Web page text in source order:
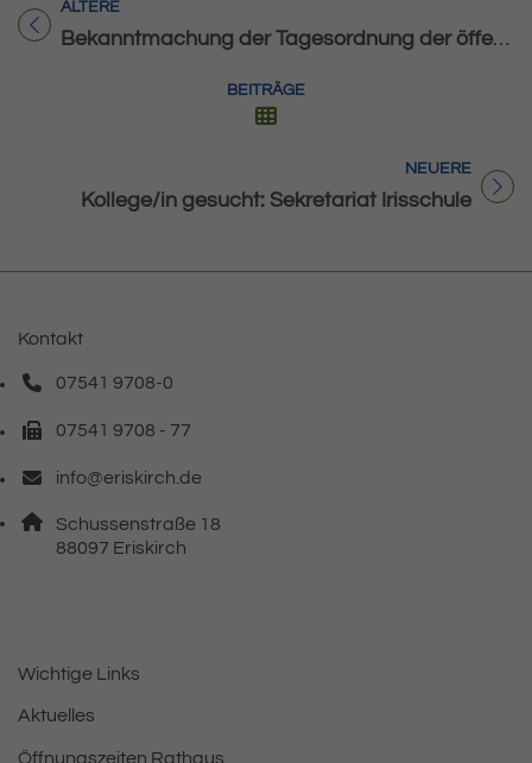
ÄLTERE
Titel für Beitrag
Bekanntmachung der Tagesordnung der öffentlichen Sitzung am 31.07.2025
BEITRÄGE
NEUERE
Titel für Beitrag
Kollege/in gesucht: Sekretariat Irisschule
Kontakt
07541 9708-0
Telefonnummer: 0 7 5 4 1 9 7 0 8 0
07541 9708 - 77
Faxnummer: 0 7 5 4 1 9 7 0 8 7 7
info@eriskirch.de
E-Mail Adresse: info@eriskirch.de
Adresse:
Schussenstraße 18
88097 , 8 8 0 9 7
Eriskirch
Wichtige Links
Aktuelles
Öffnungszeiten Rathaus